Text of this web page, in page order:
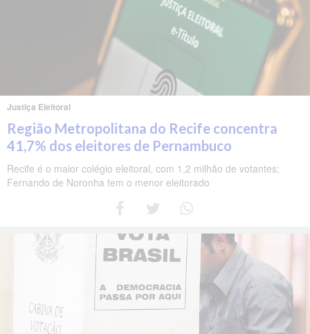
Justiça Eleitoral
Região Metropolitana do Recife concentra
41,7% dos eleitores de Pernambuco
Recife é o maior colégio eleitoral, com 1,2 milhão de votantes;
Fernando de Noronha tem o menor eleitorado